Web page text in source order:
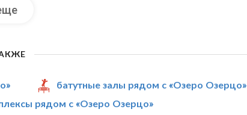
батутные залы рядом с «Озеро Озерцо»
рядом с «Озеро Озерцо»